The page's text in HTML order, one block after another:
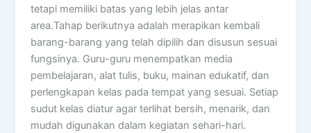
tetapi memiliki batas yang lebih jelas antar
area.Tahap berikutnya adalah merapikan kembali
barang-barang yang telah dipilih dan disusun sesuai
fungsinya. Guru-guru menempatkan media
pembelajaran, alat tulis, buku, mainan edukatif, dan
perlengkapan kelas pada tempat yang sesuai. Setiap
sudut kelas diatur agar terlihat bersih, menarik, dan
mudah digunakan dalam kegiatan sehari-hari.